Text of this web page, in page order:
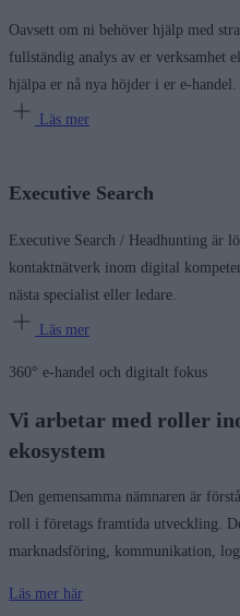
Oavsett om ni behöver hjälp med
fullständig analys av er verksamhet
hjälpa er nå nya höjder i er e-handel.
Läs mer
Executive Search
Executive Search / Headhunting är
kontaktnätverk inom digital
nästa specialist eller ledare.
Läs mer
360° e-handel och digitalt fokus
Vi arbetar med roller
ekosystem
Den gemensamma nämnaren är
roll i företags framtida utveckling.
marknadsföring, kommunikation,
Läs mer här